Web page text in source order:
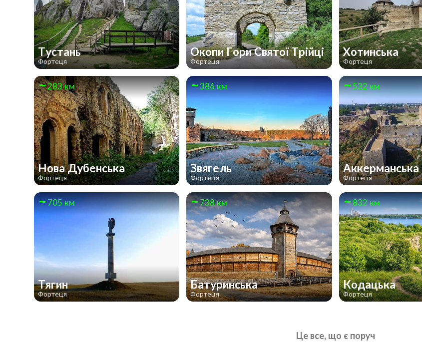
Тустань
Фортеця
Окопи Гори Святої Трійці
Фортеця
Хотинська
Фортеця
283 км
Нова Дубенська
Фортеця
386 км
Звягель
Фортеця
532 км
Аккерманська
Фортеця
705 км
Тягин
Фортеця
738 км
Батуринська
Фортеця
832 км
Кодацька
Фортеця
Це все, що є поруч